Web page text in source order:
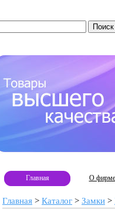
Главная О фирме
Главная > Каталог > Замки >